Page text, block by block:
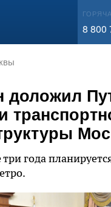
8 800
доложил
года